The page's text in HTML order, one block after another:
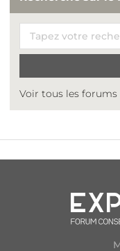
Voir tous les forums